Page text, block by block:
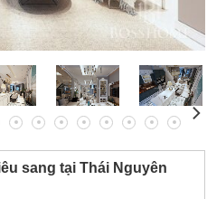
sang tại Thái Nguyên